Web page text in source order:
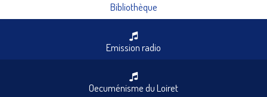
Bibliothèque
Emission radio
Oecuménisme du Loiret